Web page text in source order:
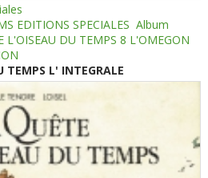
EDITIONS SPECIALES Album
L'OISEAU DU TEMPS 8 L'OMEGON
TEMPS L' INTEGRALE